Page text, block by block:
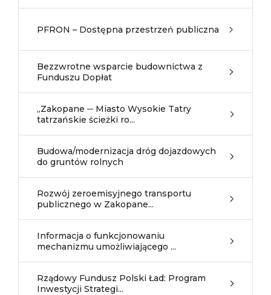
PFRON – Dostępna przestrzeń publiczna
Bezzwrotne wsparcie budownictwa z
Funduszu Dopłat
„Zakopane ─ Miasto Wysokie Tatry
tatrzańskie ścieżki ro...
Budowa/modernizacja dróg dojazdowych
do gruntów rolnych
Rozwój zeroemisyjnego transportu
publicznego w Zakopane...
Informacja o funkcjonowaniu
mechanizmu umożliwiającego ...
Rządowy Fundusz Polski Ład: Program
Inwestycji Strategi...